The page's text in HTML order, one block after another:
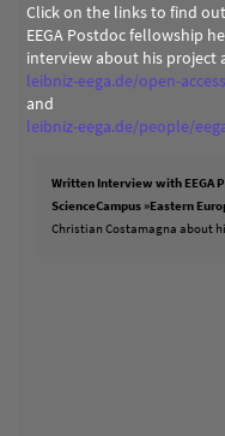
Click on the links to find
EEGA Postdoc fellowship
interview about his project
leibniz-eega.de/open-
and
leibniz-eega.de/people/
Written Interview with EEGA
ScienceCampus »Eastern
Christian Costamagna about